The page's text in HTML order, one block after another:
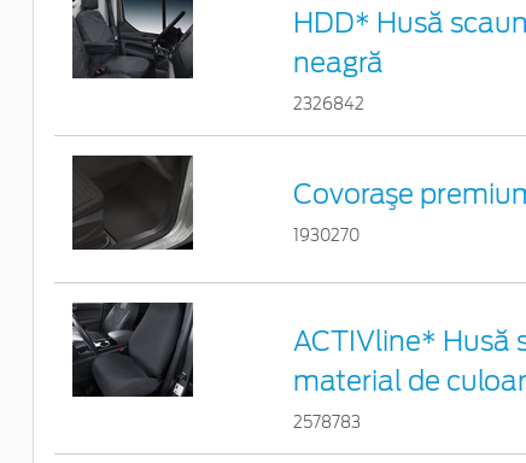
HDD* Husă
neagră
2326842
Covoraşe
1930270
ACTIVline* Husă
material de
2578783